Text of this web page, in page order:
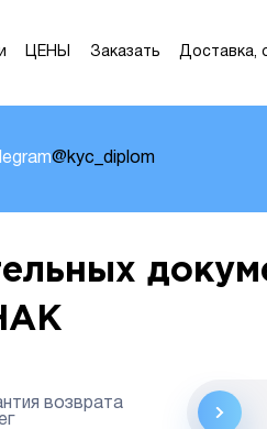
ЦЕНЫ Заказать Доставка,
@kyc_diplom
возврата